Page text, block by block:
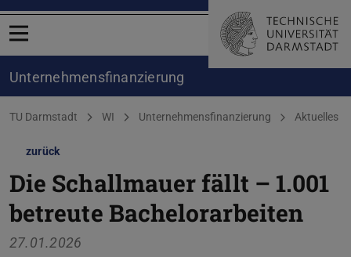
Menü öffnen
Unternehmensfinanzierung
Sie befinden sich hier:
TU Darmstadt WI Unternehmensfinanzierung Aktuelles
zurück
Die Schallmauer fällt – 1.001
betreute Bachelorarbeiten
27.01.2026